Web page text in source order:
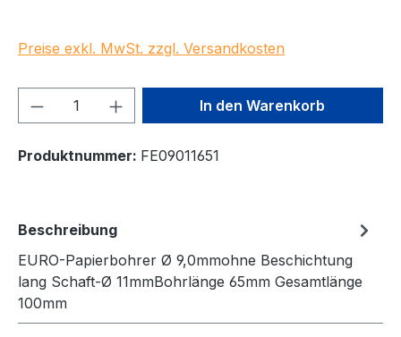
Preise exkl. MwSt. zzgl. Versandkosten
Produkt Anzahl: Gib denIn den Warenkorb
Produktnummer: FE09011651
Beschreibung
EURO-Papierbohrer Ø 9,0mmohne Beschichtung
lang Schaft-Ø 11mmBohrlänge 65mm Gesamtlänge
100mm